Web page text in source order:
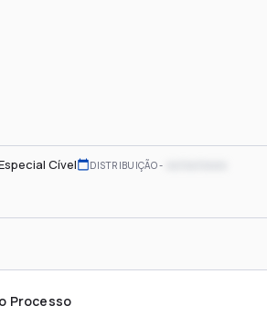
Cível DISTRIBUIÇÃO
Processo